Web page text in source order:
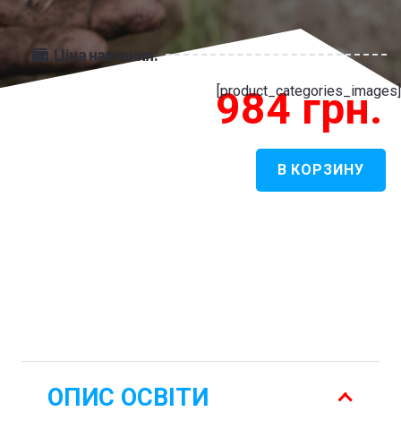
[product_categories_images]
Ціна навчання:
984грн.
В КОРЗИНУ
ОПИС ОСВІТИ